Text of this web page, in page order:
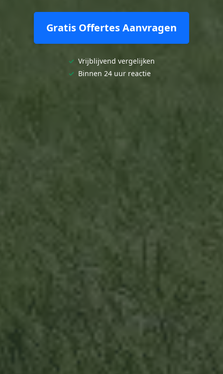
Gratis Offertes Aanvragen
✓ Vrijblijvend vergelijken
✓ Binnen 24 uur reactie